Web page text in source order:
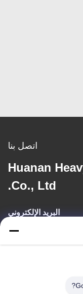
اتصل بنا
Huanan
Co., Ltd.
البريد الإلكتروني